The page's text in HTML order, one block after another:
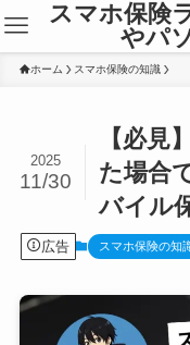
スマホ保険
やパ
ホーム スマホ保険の知識
【必見
た場合
バイル
2025
11/30
広告 スマホ保険の知